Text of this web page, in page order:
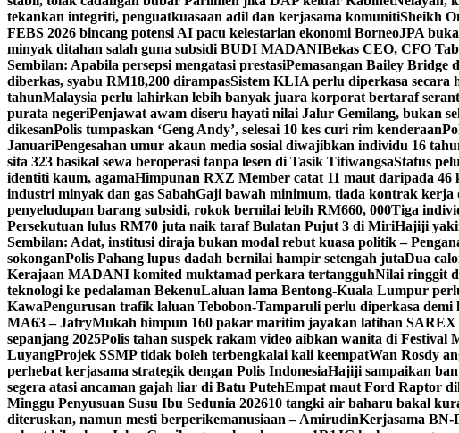
tekankan integriti, penguatkuasaan adil dan kerjasama komunitiSheikh
FEBS 2026 bincang potensi AI pacu kelestarian ekonomi BorneoJPA
minyak ditahan salah guna subsidi BUDI MADANIBekas CEO, CFO
Sembilan: Apabila persepsi mengatasi prestasiPemasangan Bailey Bridge
diberkas, syabu RM18,200 dirampasSistem KLIA perlu diperkasa secara
tahunMalaysia perlu lahirkan lebih banyak juara korporat bertaraf
purata negeriPenjawat awam diseru hayati nilai Jalur Gemilang, bukan
dikesanPolis tumpaskan ‘Geng Andy’, selesai 10 kes curi rim kenderaan
JanuariPengesahan umur akaun media sosial diwajibkan individu 16
sita 323 basikal sewa beroperasi tanpa lesen di Tasik TitiwangsaStatus
identiti kaum, agamaHimpunan RXZ Member catat 11 maut daripada 46
industri minyak dan gas SabahGaji bawah minimum, tiada kontrak kerja
penyeludupan barang subsidi, rokok bernilai lebih RM660, 000Tiga
Persekutuan lulus RM70 juta naik taraf Bulatan Pujut 3 di MiriHajiji
Sembilan: Adat, institusi diraja bukan modal rebut kuasa politik –
sokonganPolis Pahang lupus dadah bernilai hampir setengah jutaDua
Kerajaan MADANI komited muktamad perkara tertangguhNilai ringgit
teknologi ke pedalaman BekenuLaluan lama Bentong-Kuala Lumpur
KawaPengurusan trafik laluan Tebobon-Tamparuli perlu diperkasa
MA63 – JafryMukah himpun 160 pakar maritim jayakan latihan SAREX
sepanjang 2025Polis tahan suspek rakam video aibkan wanita di Festival
LuyangProjek SSMP tidak boleh terbengkalai kali keempatWan Rosdy
perhebat kerjasama strategik dengan Polis IndonesiaHajiji sampaikan
segera atasi ancaman gajah liar di Batu PutehEmpat maut Ford Raptor
Minggu Penyusuan Susu Ibu Sedunia 202610 tangki air baharu bakal
diteruskan, namun mesti berperikemanusiaan – AmirudinKerjasama BN-